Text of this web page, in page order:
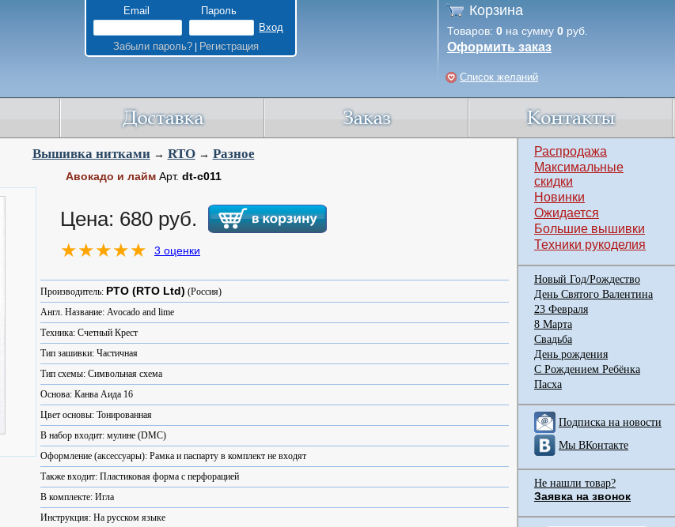
Email Пароль
Забыли пароль?| Регистрация
Корзина
Товаров: 0 на сумму 0 руб.
Оформить заказ
Список желаний
Вышивка нитками→ RTO→ Разное
Авокадо и лаймАрт. dt-c011
Цена: 680 руб.
3 оценки
Производитель: РТО (RTO Ltd) (Россия)
Англ. Название: Avocado and lime
Техника: Счетный Крест
Тип зашивки: Частичная
Тип схемы: Символьная схема
Основа: Канва Аида 16
Цвет основы: Тонированная
В набор входит: мулине (DMC)
Оформление (аксессуары): Рамка и паспарту в комплект не входят
Также входит: Пластиковая форма с перфорацией
В комплекте: Игла
Инструкция: На русском языке
Распродажа
Максимальные
скидки
Новинки
Ожидается
Большие вышивки
Техники рукоделия
Новый Год/Рождество
День Святого Валентина
23 Февраля
8 Марта
Свадьба
День рождения
С Рождением Ребёнка
Пасха
Подписка на новости
Мы ВКонтакте
Не нашли товар?
Заявка на звонок